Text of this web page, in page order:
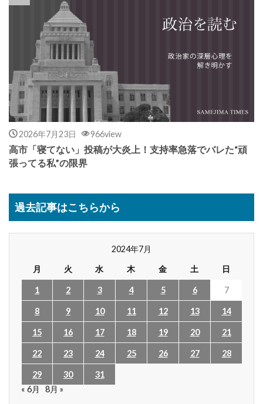
2026年7月23日 966view
高市「寝てない」投稿が大炎上！支持率急落でバレた“頑
張ってる私”の限界
過去記事はこちらから
2024年7月
月
火 水 木 金 土 日
1 2 3 4 5 6 7
8 9 10 11 12 13 14
15 16 17 18 19 20 21
22 23 24 25 26 27 28
29 30
31
« 6月
8月 »